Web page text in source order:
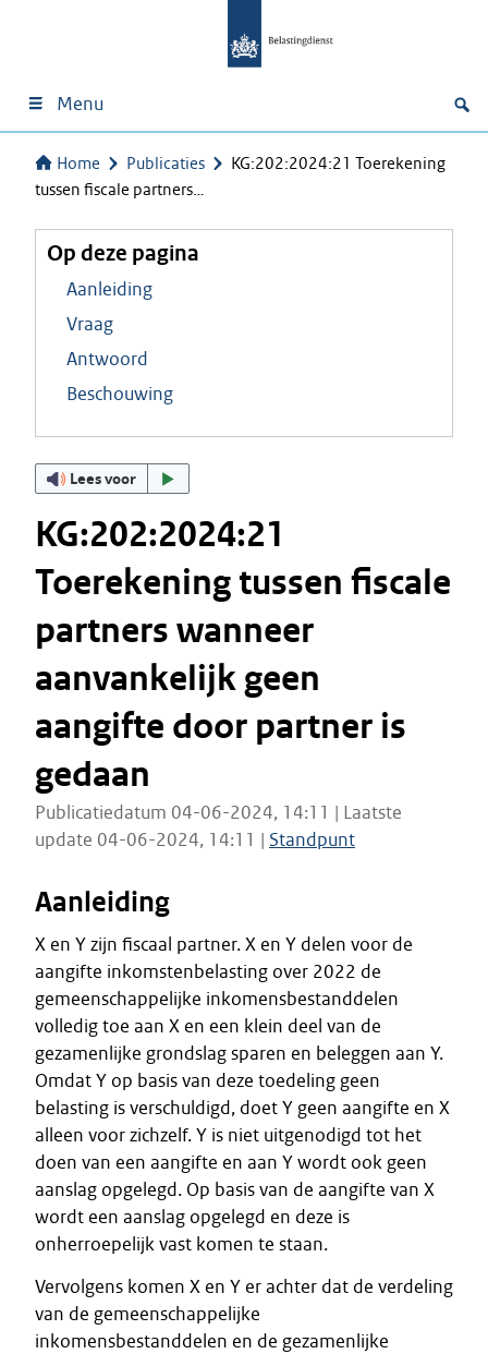
Menu
Home Publicaties
KG:202:2024:21 Toerekening
tussen fiscale partners…
Op deze pagina
Aanleiding
Vraag
Antwoord
Beschouwing
Lees voor
KG:202:2024:21
Toerekening tussen fiscale
partners wanneer
aanvankelijk geen
aangifte door partner is
gedaan
Publicatiedatum 04-06-2024, 14:11 | Laatste
update 04-06-2024, 14:11 | Standpunt
Aanleiding
X en Y zijn fiscaal partner. X en Y delen voor de
aangifte inkomstenbelasting over 2022 de
gemeenschappelijke inkomensbestanddelen
volledig toe aan X en een klein deel van de
gezamenlijke grondslag sparen en beleggen aan Y.
Omdat Y op basis van deze toedeling geen
belasting is verschuldigd, doet Y geen aangifte en X
alleen voor zichzelf. Y is niet uitgenodigd tot het
doen van een aangifte en aan Y wordt ook geen
aanslag opgelegd. Op basis van de aangifte van X
wordt een aanslag opgelegd en deze is
onherroepelijk vast komen te staan.
Vervolgens komen X en Y er achter dat de verdeling
van de gemeenschappelijke
inkomensbestanddelen en de gezamenlijke